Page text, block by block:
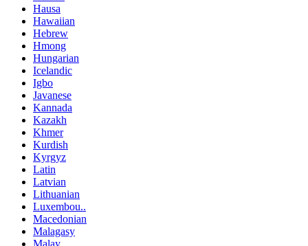
Hausa
Hawaiian
Hebrew
Hmong
Hungarian
Icelandic
Igbo
Javanese
Kannada
Kazakh
Khmer
Kurdish
Kyrgyz
Latin
Latvian
Lithuanian
Luxembou..
Macedonian
Malagasy